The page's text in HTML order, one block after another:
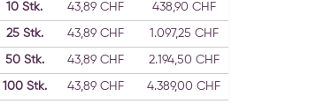
10 Stk. 43,89 CHF 438,90 CHF
25Stk. 43,89 CHF 1.097,25 CHF
50Stk. 43,89 CHF 2.194,50 CHF
100Stk. 43,89 CHF 4.389,00 CHF